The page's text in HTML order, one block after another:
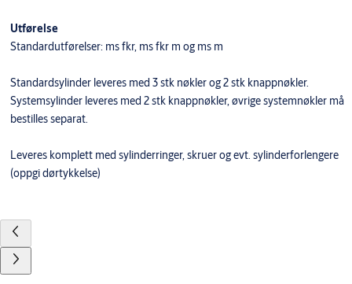
Utførelse
Standardutførelser: ms fkr, ms fkr m og ms m
Standardsylinder leveres med 3 stk nøkler og 2 stk knappnøkler.
Systemsylinder leveres med 2 stk knappnøkler, øvrige systemnøkler må
bestilles separat.
Leveres komplett med sylinderringer, skruer og evt. sylinderforlengere
(oppgi dørtykkelse)